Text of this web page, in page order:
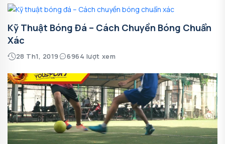
Kỹ Thuật Bóng Đá – Cách Chuyền Bóng Chuẩn
Xác
28 Th1, 2019 6964 lượt xem